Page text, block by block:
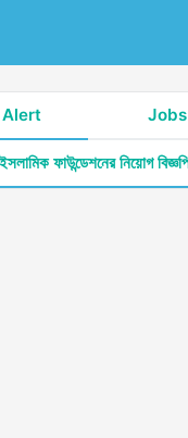
ফাউন্ডেশনের নিয়োগ